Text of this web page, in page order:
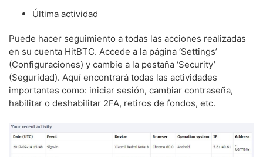
Última actividad
Puede hacer seguimiento a todas las acciones realizadas
en su cuenta HitBTC. Accede a la página ‘Settings’
(Configuraciones) y cambie a la pestaña ‘Security’
(Seguridad). Aquí encontrará todas las actividades
importantes como: iniciar sesión, cambiar contraseña,
habilitar o deshabilitar 2FA, retiros de fondos, etc.